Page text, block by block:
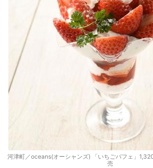
河津町／oceans(オーシャンズ) 「いちごパフェ」
売